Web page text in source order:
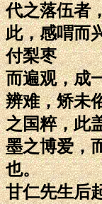
代之落伍者
此，感喟而
付梨枣
而遍观，成
辨难，矫未
之国粹，此
墨之博爱，
也。
甘仁先生后